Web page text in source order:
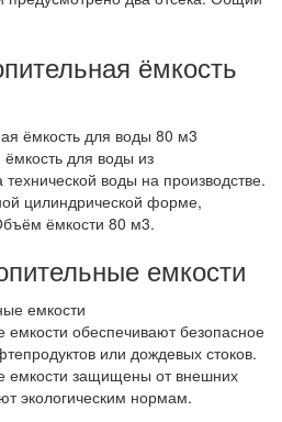
ёмкость
для воды из
технической воды на производстве.
цилиндрической форме,
ёмкости 80 м3.
емкости
обеспечивают безопасное
или дождевых стоков.
емкости защищены от внешних
экологическим нормам.